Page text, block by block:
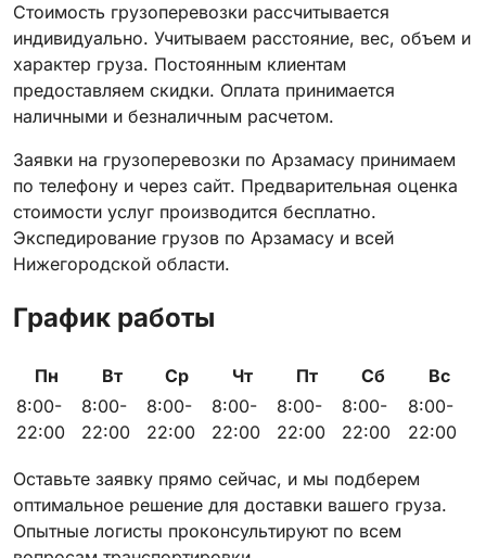
Стоимость грузоперевозки рассчитывается
индивидуально. Учитываем расстояние, вес, объем и
характер груза. Постоянным клиентам
предоставляем скидки. Оплата принимается
наличными и безналичным расчетом.
Заявки на грузоперевозки по Арзамасу принимаем
по телефону и через сайт. Предварительная оценка
стоимости услуг производится бесплатно.
Экспедирование грузов по Арзамасу и всей
Нижегородской области.
График работы
Пн Вт Ср Чт Пт Сб
Вс
8:00-
22:00
8:00-
22:00
8:00-
22:00
8:00-
22:00
8:00-
22:00
8:00-
22:00
8:00-
22:00
Оставьте заявку прямо сейчас, и мы подберем
оптимальное решение для доставки вашего груза.
Опытные логисты проконсультируют по всем